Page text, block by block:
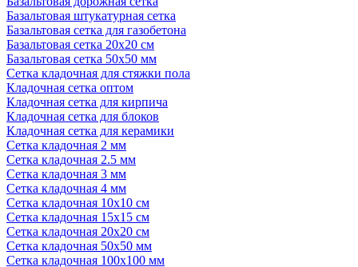
Базальтовая штукатурная сетка
Базальтовая сетка для газобетона
Базальтовая сетка 20x20 см
Базальтовая сетка 50x50 мм
Сетка кладочная для стяжки пола
Кладочная сетка оптом
Кладочная сетка для кирпича
Кладочная сетка для блоков
Кладочная сетка для керамики
Сетка кладочная 2 мм
Сетка кладочная 2.5 мм
Сетка кладочная 3 мм
Сетка кладочная 4 мм
Сетка кладочная 10x10 см
Сетка кладочная 15x15 см
Сетка кладочная 20x20 см
Сетка кладочная 50x50 мм
Сетка кладочная 100x100 мм